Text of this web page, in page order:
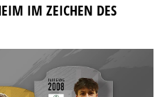
IM ZEICHEN DES